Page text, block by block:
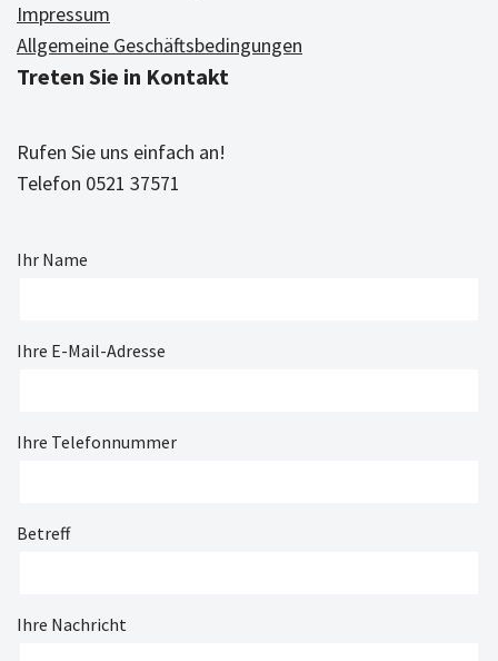
Impressum
Allgemeine Geschäftsbedingungen
Treten Sie in Kontakt
Rufen Sie uns einfach an!
Telefon 0521 37571
Ihr Name
Ihre E-Mail-Adresse
Ihre Telefonnummer
Betreff
Ihre Nachricht